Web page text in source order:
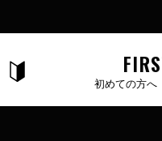
初めての方へ